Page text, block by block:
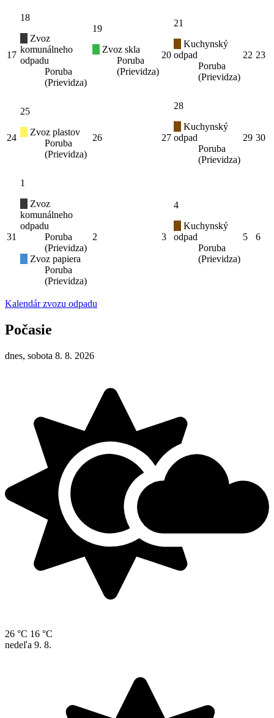
17
18
Zvoz
komunálneho
odpadu
Poruba
(Prievidza)
19
Zvoz skla
Poruba
(Prievidza)
20
21
Kuchynský
odpad
Poruba
(Prievidza)
22 23
24
25
Zvoz plastov
Poruba
(Prievidza)
26 27
28
Kuchynský
odpad
Poruba
(Prievidza)
29 30
31
1
Zvoz
komunálneho
odpadu
Poruba
(Prievidza)
Zvoz papiera
Poruba
(Prievidza)
2 3
4
Kuchynský
odpad
Poruba
(Prievidza)
5 6
Kalendár zvozu odpadu
Počasie
dnes, sobota 8. 8. 2026
26 °C 16 °C
nedeľa 9. 8.